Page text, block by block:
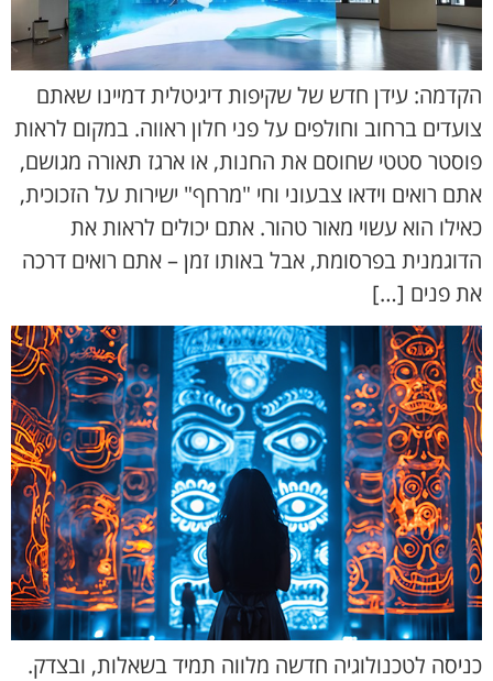
הקדמה: עידן חדש של שקיפות דיגיטלית דמיינו שאתם
צועדים ברחוב וחולפים על פני חלון ראווה. במקום לראות
פוסטר סטטי שחוסם את החנות, או ארגז תאורה מגושם,
אתם רואים וידאו צבעוני וחי "מרחף" ישירות על הזכוכית,
כאילו הוא עשוי מאור טהור. אתם יכולים לראות את
הדוגמנית בפרסומת, אבל באותו זמן – אתם רואים דרכה
את פנים […]
כניסה לטכנולוגיה חדשה מלווה תמיד בשאלות, ובצדק.